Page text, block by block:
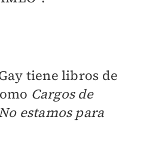
tiene libros de
Cargos de
estamos para